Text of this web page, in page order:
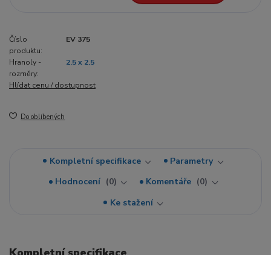
Číslo
produktu:
EV 375
Hranoly -
rozměry:
2.5 x 2.5
Hlídat cenu / dostupnost
Do oblíbených
Kompletní specifikace
Parametry
Hodnocení
0 Komentáře
0
Ke stažení